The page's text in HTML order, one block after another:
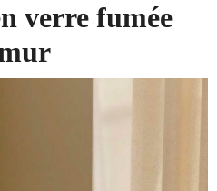
verre fumée